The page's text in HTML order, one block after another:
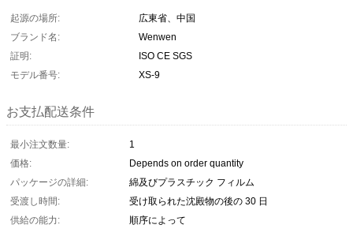
起源の場所:
広東省、中国
ブランド名:
Wenwen
証明:
ISO CE SGS
モデル番号:
XS-9
お支払配送条件
最小注文数量:
1
価格:
Depends on order quantity
パッケージの詳細:
綿及びプラスチック フィルム
受渡し時間:
受け取られた沈殿物の後の 30 日
供給の能力:
順序によって